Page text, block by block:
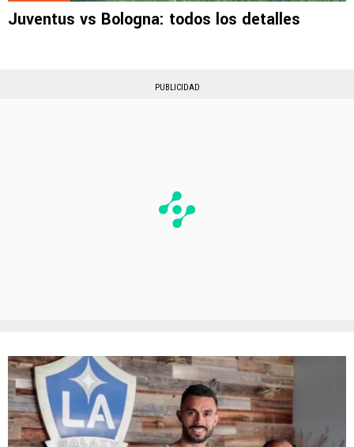
Juventus vs Bologna: todos los detalles
PUBLICIDAD